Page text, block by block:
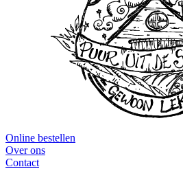
Online bestellen
Over ons
Contact